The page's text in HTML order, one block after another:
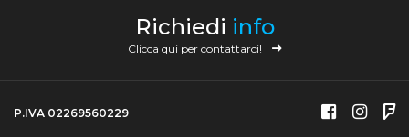
Richiedi info
Clicca qui per contattarci!
P.IVA 02269560229